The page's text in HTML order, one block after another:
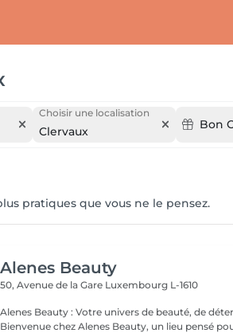
Choisir une localisation
Clervaux Bon
pratiques que vous ne le pensez.
Alenes Beauty
50, Avenue de la Gare Luxembourg L-1610
Alenes Beauty : Votre univers de beauté, de
Bienvenue chez Alenes Beauty, un lieu pensé